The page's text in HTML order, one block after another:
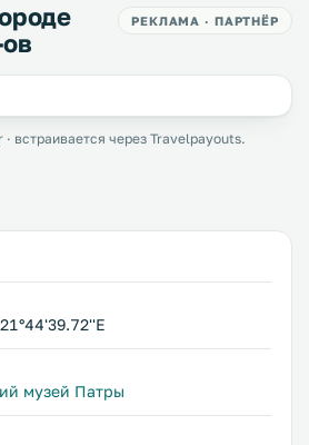
РЕКЛАМА · ПАРТНЁР
встраивается через Travelpayouts.
музей Патры